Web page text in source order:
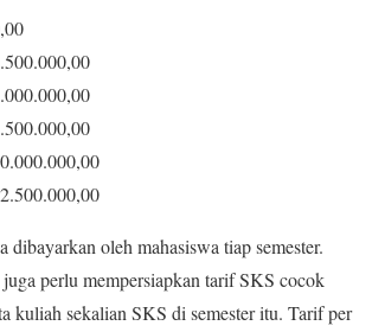
oleh mahasiswa tiap semester.
perlu mempersiapkan tarif SKS cocok
kuliah sekalian SKS di semester itu. Tarif per